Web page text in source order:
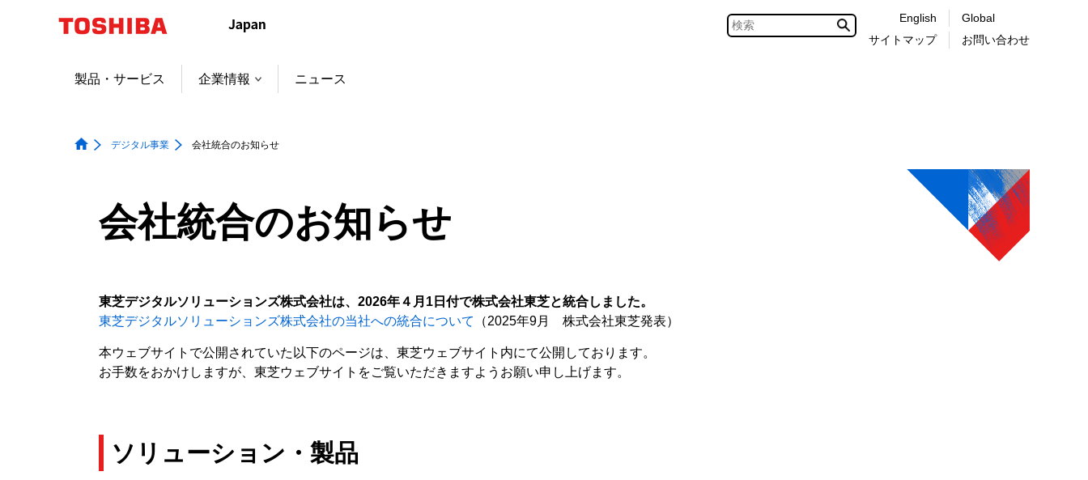
ャ
English
サイトマップ
Global
お問い合わせ
製品・サービス 企業情報 ニュース
デジタル事業 会社統合のお知らせ
会社統合のお知らせ
東芝デジタルソリューションズ株式会社は、2026年４月1日付で株式会社東芝と統合しました。
東芝デジタルソリューションズ株式会社の当社への統合について
（2025年9月 株式会社東芝発表）
本ウェブサイトで公開されていた以下のページは、東芝ウェブサイト内にて公開しております。
お手数をおかけしますが、東芝ウェブサイトをご覧いただきますようお願い申し上げます。
ソリューション・製品